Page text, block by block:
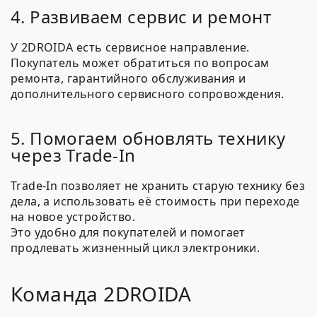
4. Развиваем сервис и ремонт
У 2DROIDA есть сервисное направление.
Покупатель может обратиться по вопросам
ремонта, гарантийного обслуживания и
дополнительного сервисного сопровождения.
5. Помогаем обновлять технику
через Trade-In
Trade-In позволяет не хранить старую технику без
дела, а использовать её стоимость при переходе
на новое устройство.
Это удобно для покупателей и помогает
продлевать жизненный цикл электроники.
Команда 2DROIDA